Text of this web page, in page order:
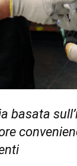
basata